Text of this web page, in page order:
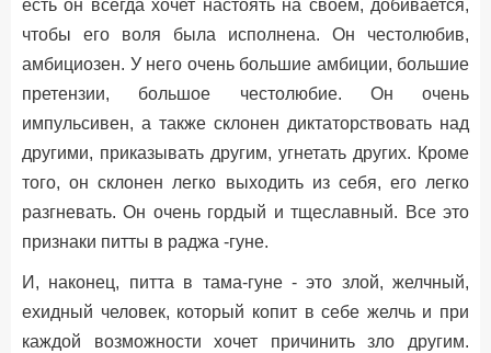
есть он всегда хочет настоять на своем, добивается,
чтобы его воля была исполнена. Он честолюбив,
амбициозен. У него очень большие амбиции, большие
претензии, большое честолюбие. Он очень
импульсивен, а также склонен диктаторствовать над
другими, приказывать другим, угнетать других. Кроме
того, он склонен легко выходить из себя, его легко
разгневать. Он очень гордый и тщеславный. Все это
признаки питты в раджа -гуне.
И, наконец, питта в тама-гуне - это злой, желчный,
ехидный человек, который копит в себе желчь и при
каждой возможности хочет причинить зло другим.